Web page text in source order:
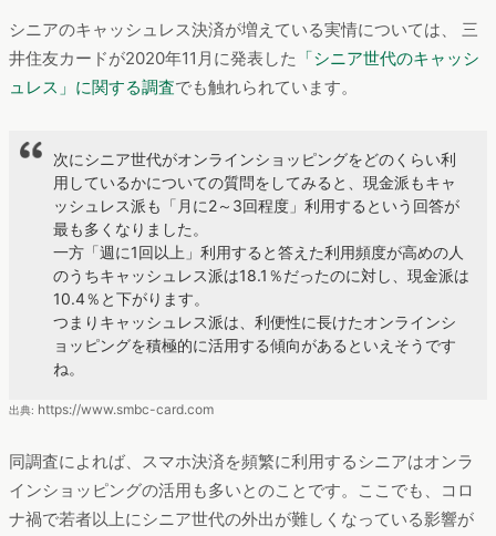
シニアのキャッシュレス決済が増えている実情については、 三
井住友カードが2020年11月に発表した 「シニア世代のキャッシ
ュレス」に関する調査でも触れられています。
次にシニア世代がオンラインショッピングをどのくらい利
用しているかについての質問をしてみると、現金派もキャ
ッシュレス派も「月に2～3回程度」利用するという回答が
最も多くなりました。
一方「週に1回以上」利用すると答えた利用頻度が高めの人
のうちキャッシュレス派は18.1％だったのに対し、現金派は
10.4％と下がります。
つまりキャッシュレス派は、利便性に長けたオンラインシ
ョッピングを積極的に活用する傾向があるといえそうです
ね。
出典: https://www.smbc-card.com
同調査によれば、スマホ決済を頻繁に利用するシニアはオンラ
インショッピングの活用も多いとのことです。ここでも、コロ
ナ禍で若者以上にシニア世代の外出が難しくなっている影響が